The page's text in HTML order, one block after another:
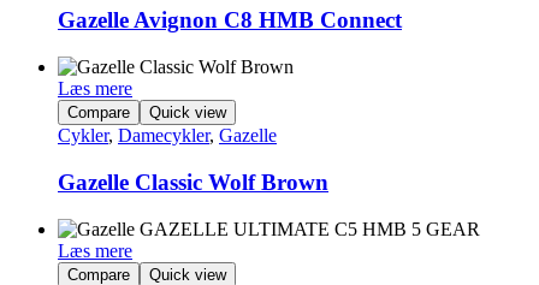
flere
varianter.
Mulighederne
kan
vælges
på
varesiden
Gazelle Avignon C8 HMB Connect
Læs mere
Compare Quick view
Cykler, Damecykler, Gazelle
Gazelle Classic Wolf Brown
Læs mere
Compare Quick view